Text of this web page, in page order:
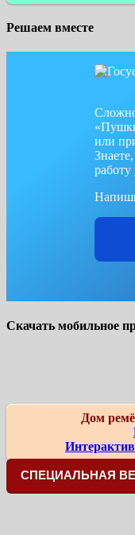
Решаем вместе
или
Скачать мобильное
Дом
СПЕЦИАЛЬНАЯ